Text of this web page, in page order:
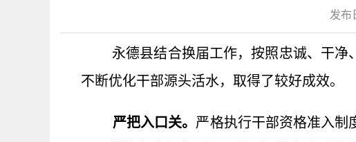
发布
永德县结合换届工作，按照忠诚、干净
不断优化干部源头活水，取得了较好成效。
严把入口关。 严格执行干部资格准入制